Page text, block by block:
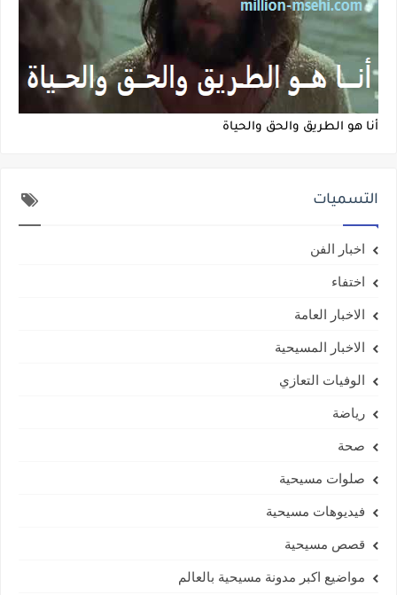
أنا هو الطريق والحق والحياة
التسميات
اخبار الفن
اختفاء
الاخبار العامة
الاخبار المسيحية
الوفيات التعازي
رياضة
صحة
صلوات مسيحية
فيديوهات مسيحية
قصص مسيحية
مواضيع اكبر مدونة مسيحية بالعالم